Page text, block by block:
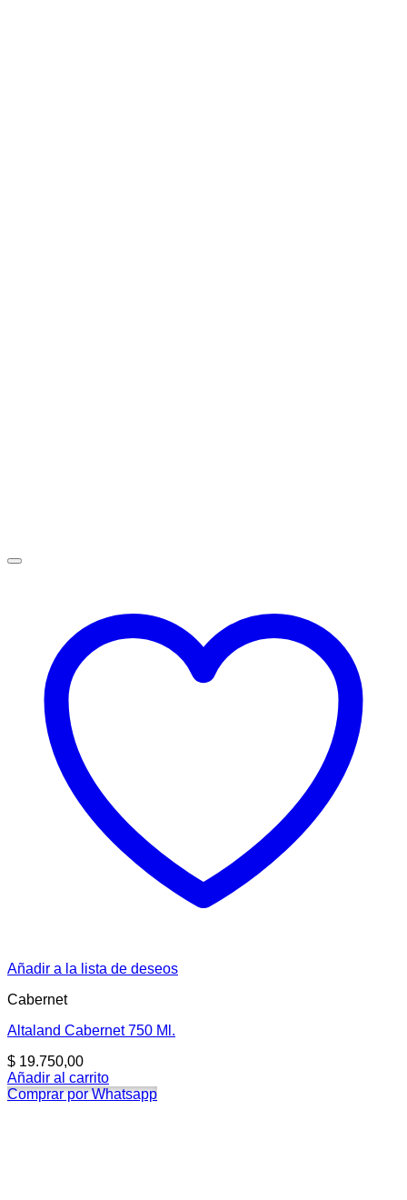
Añadir a la lista de deseos
Cabernet
Altaland Cabernet 750 Ml.
$ 19.750,00
Añadir al carrito
Comprar por Whatsapp